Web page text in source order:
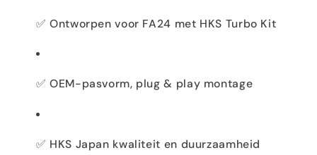
✅ Ontworpen voor FA24 met HKS Turbo Kit
✅ OEM-pasvorm, plug & play montage
✅ HKS Japan kwaliteit en duurzaamheid